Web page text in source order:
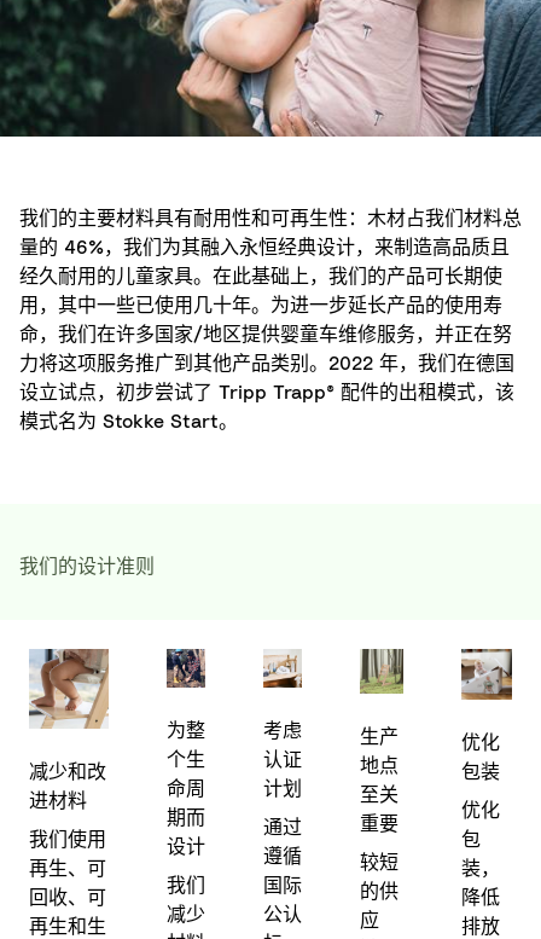
我们的主要材料具有耐用性和可再生性：木材占我们材料总
量的 46%，我们为其融入永恒经典设计，来制造高品质且
经久耐用的儿童家具。在此基础上，我们的产品可长期使
用，其中一些已使用几十年。为进一步延长产品的使用寿
命，我们在许多国家/地区提供婴童车维修服务，并正在努
力将这项服务推广到其他产品类别。2022 年，我们在德国
设立试点，初步尝试了 Tripp Trapp® 配件的出租模式，该
模式名为 Stokke Start。
我们的设计准则
减少和改
进材料
我们使用
再生、可
回收、可
再生和生
为整
个生
命周
期而
设计
我们
减少
考虑
认证
计划
通过
遵循
国际
公认
生产
地点
至关
重要
较短
的供
应
优化
包装
优化
包
装，
降低
排放